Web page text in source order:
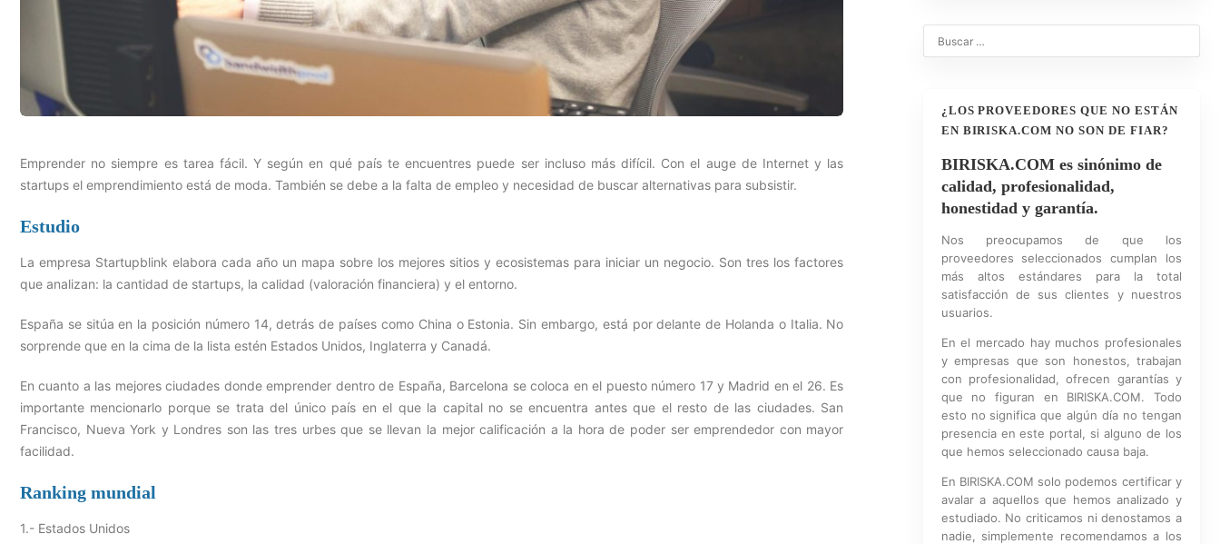
Emprender no siempre es tarea fácil. Y según en qué país te encuentres puede ser incluso más difícil. Con el auge de Internet y las
startups el emprendimiento está de moda. También se debe a la falta de empleo y necesidad de buscar alternativas para subsistir.
Estudio
La empresa Startupblink elabora cada año un mapa sobre los mejores sitios y ecosistemas para iniciar un negocio. Son tres los factores
que analizan: la cantidad de startups, la calidad (valoración financiera) y el entorno.
España se sitúa en la posición número 14, detrás de países como China o Estonia. Sin embargo, está por delante de Holanda o Italia. No
sorprende que en la cima de la lista estén Estados Unidos, Inglaterra y Canadá.
En cuanto a las mejores ciudades donde emprender dentro de España, Barcelona se coloca en el puesto número 17 y Madrid en el 26. Es
importante mencionarlo porque se trata del único país en el que la capital no se encuentra antes que el resto de las ciudades. San
Francisco, Nueva York y Londres son las tres urbes que se llevan la mejor calificación a la hora de poder ser emprendedor con mayor
facilidad.
Ranking mundial
1.- Estados Unidos
¿LOS PROVEEDORES QUE NO ESTÁN
EN BIRISKA.COM NO SON DE FIAR?
BIRISKA.COM es sinónimo de
calidad, profesionalidad,
honestidad y garantía.
Nos preocupamos de que los
proveedores seleccionados cumplan los
más altos estándares para la total
satisfacción de sus clientes y nuestros
usuarios.
En el mercado hay muchos profesionales
y empresas que son honestos, trabajan
con profesionalidad, ofrecen garantías y
que no figuran en BIRISKA.COM. Todo
esto no significa que algún día no tengan
presencia en este portal, si alguno de los
que hemos seleccionado causa baja.
En BIRISKA.COM solo podemos certificar y
avalar a aquellos que hemos analizado y
estudiado. No criticamos ni denostamos a
nadie, simplemente recomendamos a los